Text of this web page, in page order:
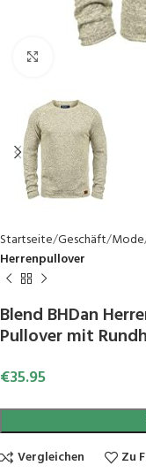
Startseite Geschäft Mode
Herrenpullover
Blend BHDan
Pullover mit
€35.95
Vergleichen
Zu